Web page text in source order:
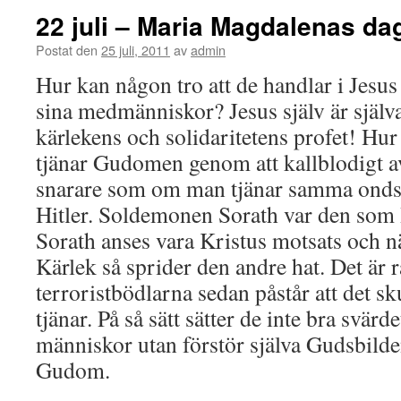
22 juli – Maria Magdalenas
Postat den 25 juli, 2011 avadmin
Hur kan någon tro att de handlar i
sina medmänniskor? Jesus själv är
kärlekens och solidaritetens profet!
tjänar Gudomen genom att kallblodigt
snarare som om man tjänar samma
Hitler. Soldemonen Sorath var den
Sorath anses vara Kristus motsats och
Kärlek så sprider den andre hat. Det är
terroristbödlarna sedan påstår att det
tjänar. På så sätt sätter de inte bra
människor utan förstör själva
Gudom.